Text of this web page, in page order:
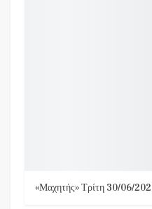
«Μαχητής» Τρίτη 30/06/